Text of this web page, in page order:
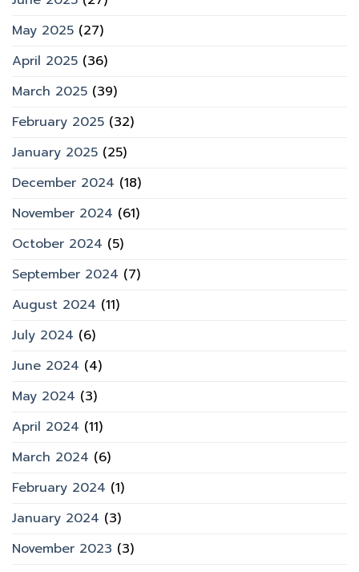
May 2025 (27)
April 2025 (36)
March 2025 (39)
February 2025 (32)
January 2025 (25)
December 2024 (18)
November 2024 (61)
October 2024 (5)
September 2024 (7)
August 2024 (11)
July 2024 (6)
June 2024 (4)
May 2024 (3)
April 2024 (11)
March 2024 (6)
February 2024 (1)
January 2024 (3)
November 2023 (3)